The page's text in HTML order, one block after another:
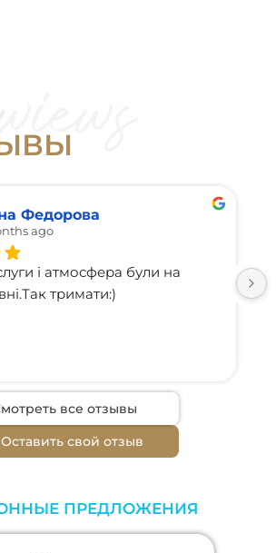
ВЫ
Федорова
ago
і атмосфера були на
тримати:)
все отзывы
Оставить свой отзыв
ПРЕДЛОЖЕНИЯ